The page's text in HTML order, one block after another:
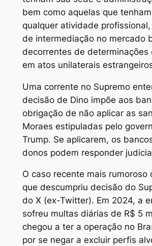
bem como aquelas que
qualquer atividade
de intermediação no mercado
decorrentes de determinações
em atos unilaterais
Uma corrente no Supremo
decisão de Dino impõe aos
obrigação de não aplicar as
Moraes estipuladas pelo
Trump. Se aplicarem, os
donos podem responder
O caso recente mais rumoroso
que descumpriu decisão do
do X (ex-Twitter). Em 2024, a
sofreu multas diárias de R$ 5
chegou a ter a operação no
por se negar a excluir perfis